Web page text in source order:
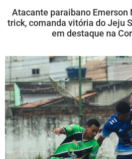
Atacante paraibano Emerson
trick, comanda vitória do Jeju
em destaque na